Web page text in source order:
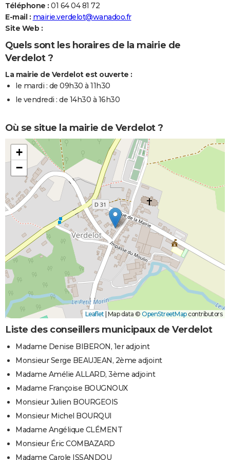
Téléphone : 01 64 04 81 72
E-mail : mairie.verdelot@wanadoo.fr
Site Web :
Quels sont les horaires de la mairie de
Verdelot ?
La mairie de Verdelot est ouverte :
le mardi : de 09h30 à 11h30
le vendredi : de 14h30 à 16h30
Où se situe la mairie de Verdelot ?
+
−
Leaflet Map data © OpenStreetMapcontributors
Liste des conseillers municipaux de Verdelot
Madame Denise BIBERON, 1er adjoint
Monsieur Serge BEAUJEAN, 2ème adjoint
Madame Amélie ALLARD, 3ème adjoint
Madame Françoise BOUGNOUX
Monsieur Julien BOURGEOIS
Monsieur Michel BOURQUI
Madame Angélique CLÉMENT
Monsieur Éric COMBAZARD
Madame Carole ISSANDOU